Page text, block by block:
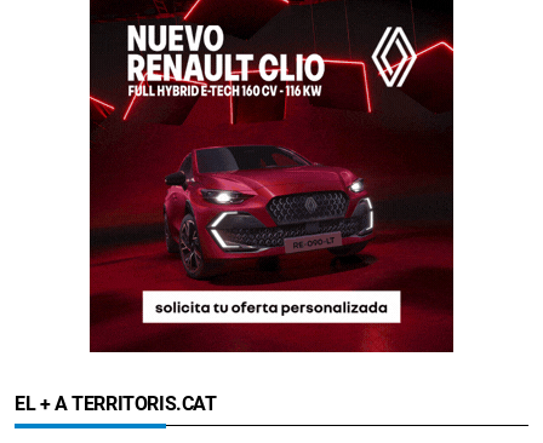
EL + A TERRITORIS.CAT